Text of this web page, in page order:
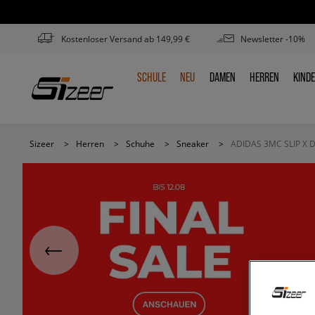
Kostenloser Versand ab 149,99 € Newsletter -10%
SCHULE
SCHULE NEU
NEU DAMEN
DAMEN HERREN
HERREN
Sizeer > Herren > Schuhe > Sneaker > ADIDAS 3MC SLIP X